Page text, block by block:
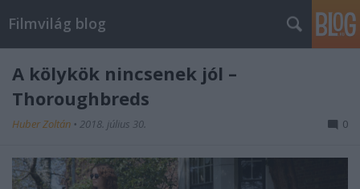
Filmvilág blog
A kölykök nincsenek jól –
Thoroughbreds
Huber Zoltán • 2018. július 30. 0